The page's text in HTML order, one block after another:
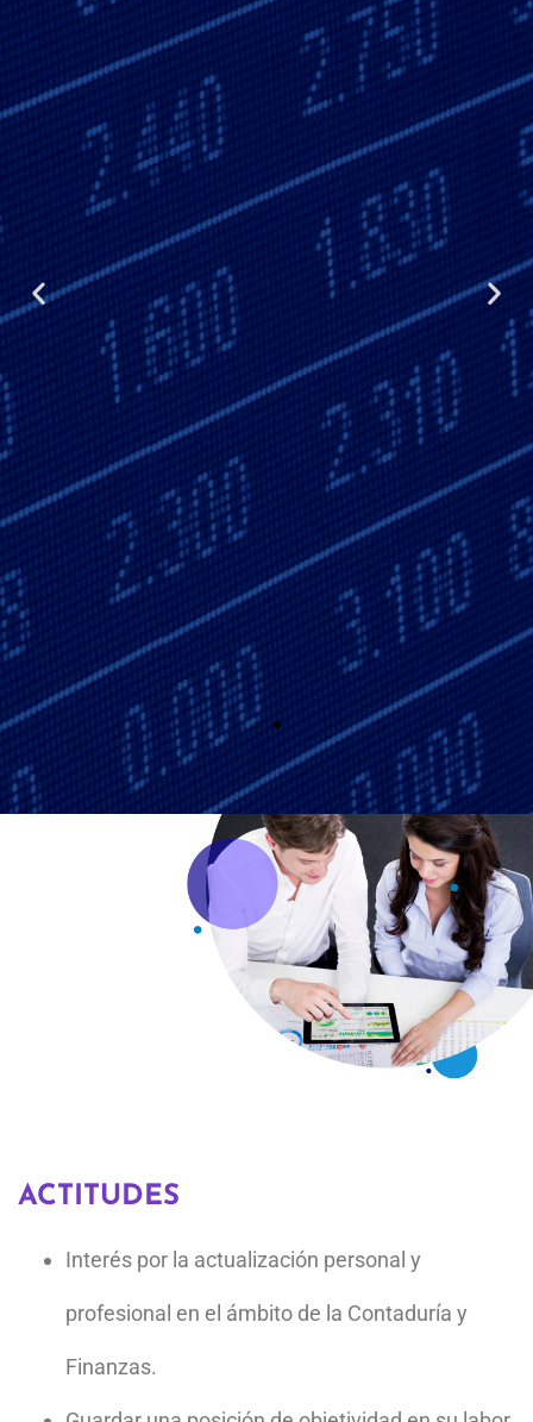
HABILIDADES
Desarrollar una visión integral sobre los objetivos de
las organizaciones y sus estrategias contables y
Aplicar los conocimientos adquiridos en el ejercicio de
su profesión, en el análisis e interpretación de
estados contables y financieros.
Tomar decisiones que le permitan resolver problemas
y situaciones que se le presenten en su vida
Conducir grupos de trabajo inter y multidisciplinarios
que le permitan cumplir con las políticas y normas de
las organizaciones a las que preste sus servicios.
Manejar adecuadamente los recursos humanos,
aprovechamiento de información contable y financiera
acorde a la modernidad.
ACTITUDES
Interés por la actualización personal y
profesional en el ámbito de la Contaduría y
Finanzas.